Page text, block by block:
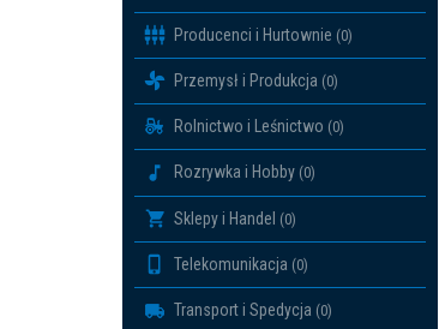
Producenci i Hurtownie (0)
Przemysł i Produkcja (0)
Rolnictwo i Leśnictwo (0)
Rozrywka i Hobby (0)
Sklepy i Handel (0)
Telekomunikacja (0)
Transport i Spedycja (0)